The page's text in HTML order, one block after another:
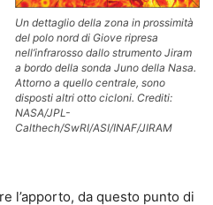
Un dettaglio della zona in prossimità
del polo nord di Giove ripresa
nell’infrarosso dallo strumento Jiram
a bordo della sonda Juno della Nasa.
Attorno a quello centrale, sono
disposti altri otto cicloni. Crediti:
NASA/JPL-
Calthech/SwRI/ASI/INAF/JIRAM
l’apporto, da questo punto di